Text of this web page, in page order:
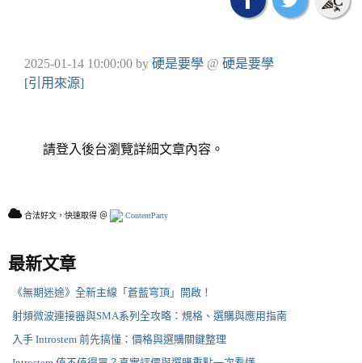
2025-01-14 10:00:00 by 硬是要學 @ 硬是要學
[引用來源]
請登入後台瀏覽詳細文章內容。
合法好文，快速取得 ＠ ContentParty
最新文章
《無期迷途》全新主線「蒼藍穹頂」開啟！
射頻微波連接器與SMA系列全攻略：規格、選購與應用指南
入手 Introstem 前先搞懂：價格與選購關鍵整理